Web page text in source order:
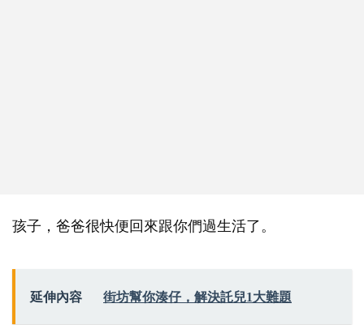
孩子，爸爸很快便回來跟你們過生活了。
延伸內容 街坊幫你湊仔，解決託兒1大難題